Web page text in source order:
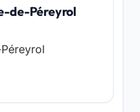
de-Péreyrol